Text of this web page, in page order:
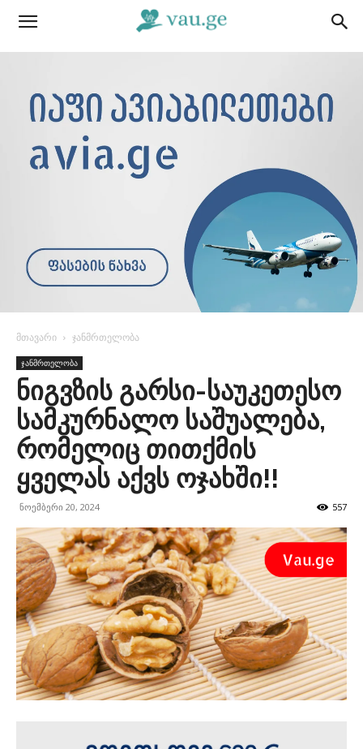
მთავარი ჯანმრთელობა
ჯანმრთელობა
ნიგვზის გარსი-საუკეთესო
სამკურნალო საშუალება,
რომელიც თითქმის
ყველას აქვს ოჯახში!!
ნოემბერი 20, 2024 557